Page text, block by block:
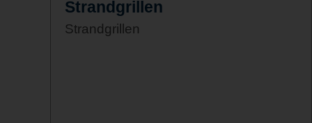
Strandgrillen
Strandgrillen